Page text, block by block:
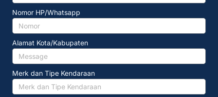
Nomor HP/Whatsapp
Alamat Kota/Kabupaten
Merk dan Tipe Kendaraan